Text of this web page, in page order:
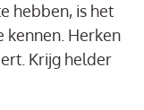
hebben, is het
kennen. Herken
Krijg helder